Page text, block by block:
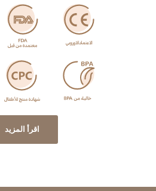
اقرأ المزيد